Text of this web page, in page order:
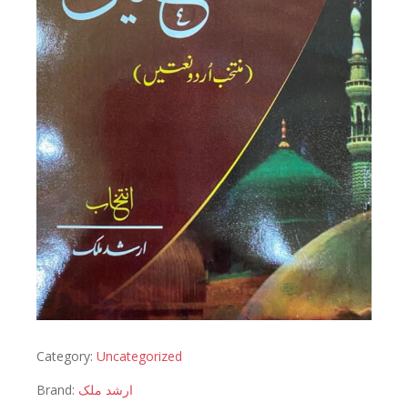
Category: Uncategorized
Brand: ارشد ملک